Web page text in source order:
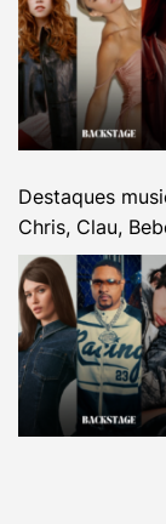
Destaques
Chris, Clau,